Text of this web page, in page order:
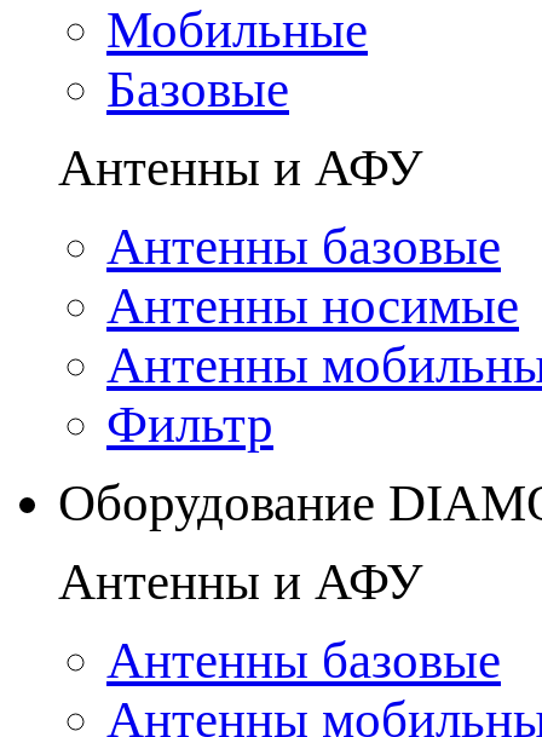
Мобильные
Базовые
Антенны и АФУ
Антенны базовые
Антенны носимые
Антенны
Фильтр
Оборудование
Антенны и АФУ
Антенны базовые
Антенны